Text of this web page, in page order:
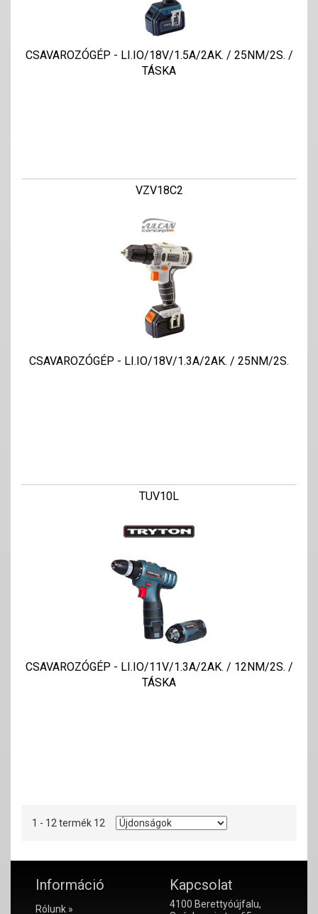
CSAVAROZÓGÉP - LI.IO/18V/1.5A/2AK. / 25NM/2S. /
TÁSKA
VZV18C2
CSAVAROZÓGÉP - LI.IO/18V/1.3A/2AK. / 25NM/2S.
TUV10L
CSAVAROZÓGÉP - LI.IO/11V/1.3A/2AK. / 12NM/2S. /
TÁSKA
1 - 12 termék 12
Információ
Rólunk »
Kapcsolat
4100 Berettyóújfalu,